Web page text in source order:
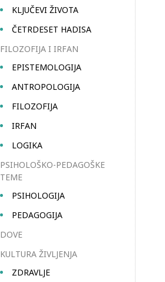
KLJUČEVI ŽIVOTA
ČETRDESET HADISA
FILOZOFIJA I IRFAN
EPISTEMOLOGIJA
ANTROPOLOGIJA
FILOZOFIJA
IRFAN
LOGIKA
PSIHOLOŠKO-PEDAGOŠKE
TEME
PSIHOLOGIJA
PEDAGOGIJA
DOVE
KULTURA ŽIVLJENJA
ZDRAVLJE